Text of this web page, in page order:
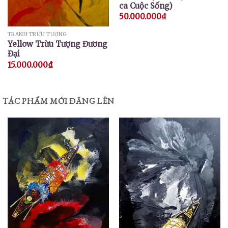
TRANH TRỪU TƯỢNG
Yellow Trừu Tượng Đương
Đại
15.000.000₫
ca Cuộc Sống)
50.000.000₫
TÁC PHẨM MỚI ĐĂNG LÊN